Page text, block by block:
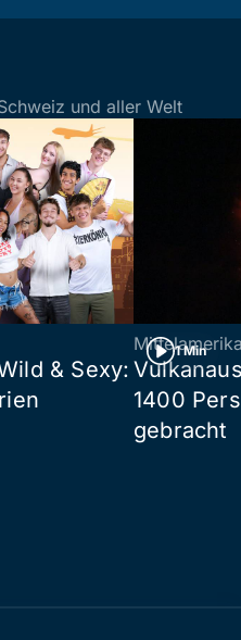
und aller Welt
& Sexy:
1 Min
1400
gebracht